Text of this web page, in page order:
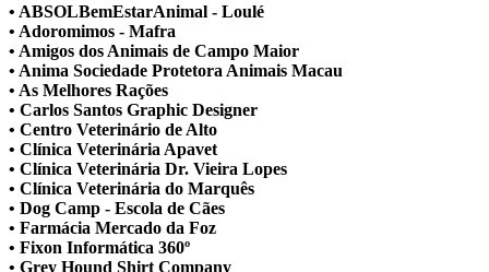
• ABSOLBemEstarAnimal - Loulé
• Adoromimos - Mafra
• Amigos dos Animais de Campo Maior
• Anima Sociedade Protetora Animais Macau
• As Melhores Rações
• Carlos Santos Graphic Designer
• Centro Veterinário de Alto
• Clínica Veterinária Apavet
• Clínica Veterinária Dr. Vieira Lopes
• Clínica Veterinária do Marquês
• Dog Camp - Escola de Cães
• Farmácia Mercado da Foz
• Fixon Informática 360º
• Grey Hound Shirt Company